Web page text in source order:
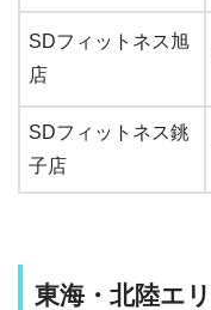
SDフィットネス旭
店
SDフィットネス銚
子店
東海・北陸エ